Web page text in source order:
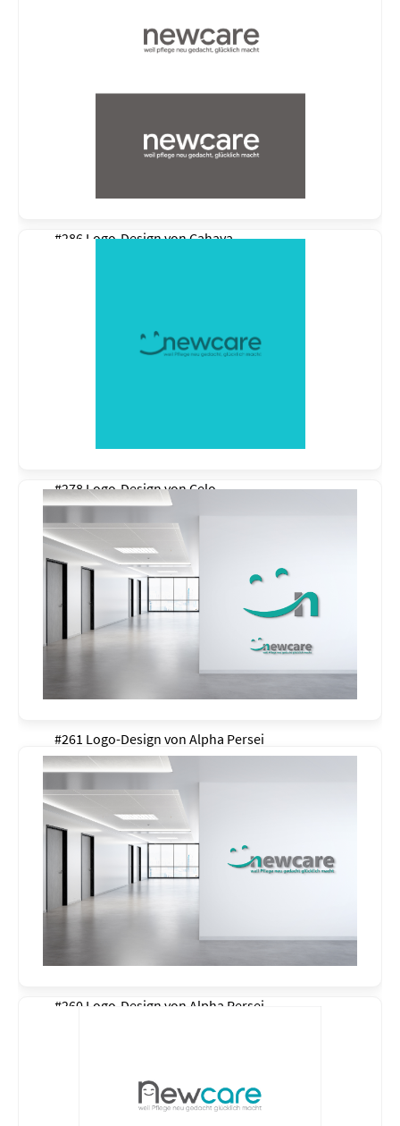
#286 Logo-Design vonCahaya
#278 Logo-Design vonCelo
#261 Logo-Design von Alpha Persei
#260 Logo-Design von Alpha Persei